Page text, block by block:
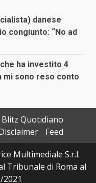
danese
congiunto: “No ad
ha investito 4
mi sono reso conto
Blitz Quotidiano
Feed
Multimediale S.r.l.
Tribunale di Roma al
2021